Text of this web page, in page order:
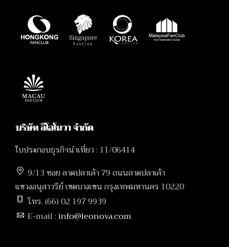
บริษัท ลีโอโนวา จำกัด
ใบประกอบธุรกิจนำเที่ยว : 11/06414
9/13 ซอย ลาดปลาเค้า 79 ถนนลาดปลาเค้า
แขวงอนุสาวรีย์ เขตบางเขน กรุงเทพมหานคร 10220
โทร. (66) 02 197 9939
E-mail : info@leonova.com